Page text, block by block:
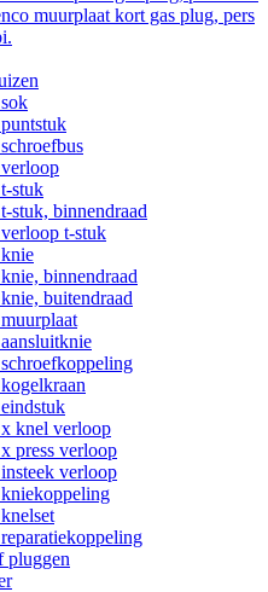
muurplaat kort gas plug, pers
stuk
stuk, binnendraad
t-stuk
binnendraad
buitendraad
knel verloop
press verloop
verloop
pluggen